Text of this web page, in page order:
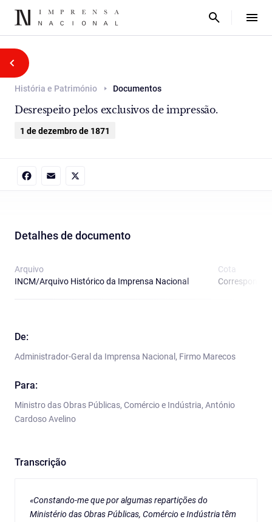
História e Património Documentos
Desrespeito pelos exclusivos de impressão.
1 de dezembro de 1871
Detalhes de documento
Arquivo
INCM/Arquivo Histórico da Imprensa Nacional
Cota
De:
Administrador-Geral da Imprensa Nacional, Firmo Marecos
Para:
Ministro das Obras Públicas, Comércio e Indústria, António
Cardoso Avelino
Transcrição
«Constando-me que por algumas repartições do
Ministério das Obras Públicas, Comércio e Indústria têm